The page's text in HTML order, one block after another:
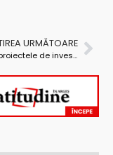
URMĂTOARE
Care sunt proiectele de investiții prioritare în 2026 pentru România